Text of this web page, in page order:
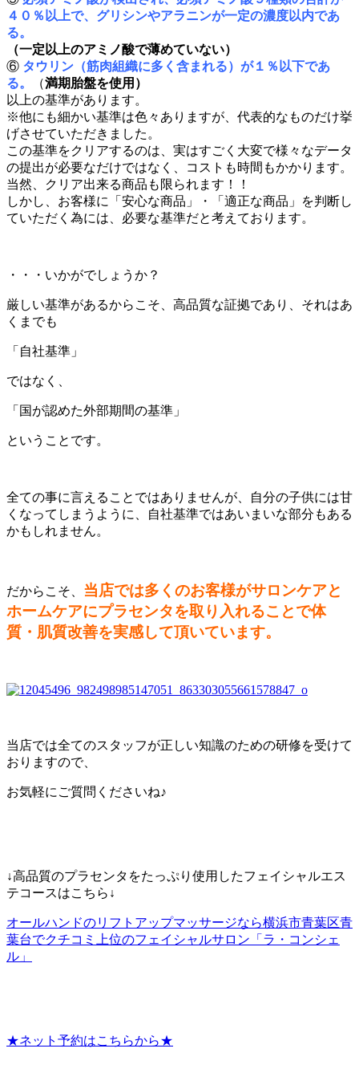
４０％以上で、グリシンやアラニンが一定の濃度以内であ
る。
（一定以上のアミノ酸で薄めていない）
⑥ タウリン（筋肉組織に多く含まれる）が１％以下であ
る。
（満期胎盤を使用）
以上の基準があります。
※他にも細かい基準は色々ありますが、代表的なものだけ挙
げさせていただきました。
この基準をクリアするのは、実はすごく大変で様々なデータ
の提出が必要なだけではなく、コストも時間もかかります。
当然、クリア出来る商品も限られます！！
しかし、お客様に「安心な商品」・「適正な商品」を判断し
ていただく為には、必要な基準だと考えております。
・・・いかがでしょうか？
厳しい基準があるからこそ、高品質な証拠であり、それはあ
くまでも
「自社基準」
ではなく、
「国が認めた外部期間の基準」
ということです。
全ての事に言えることではありませんが、自分の子供には甘
くなってしまうように、自社基準ではあいまいな部分もある
かもしれません。
だからこそ、 当店では多くのお客様がサロンケアと
ホームケアにプラセンタを取り入れることで体
質・肌質改善を実感して頂いています。
当店では全てのスタッフが正しい知識のための研修を受けて
おりますので、
お気軽にご質問くださいね♪
↓高品質のプラセンタをたっぷり使用したフェイシャルエス
テコースはこちら↓
オールハンドのリフトアップマッサージなら横浜市青葉区青
葉台でクチコミ上位のフェイシャルサロン「ラ・コンシェ
ル」
★ネット予約はこちらから★